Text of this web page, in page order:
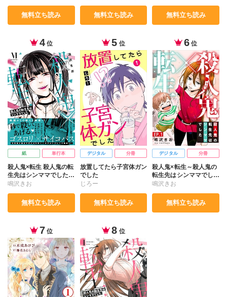
無料立ち読み
特典付き】9
無料立ち読み 無料立ち読み
4 位
紙 単行本
殺人鬼×転生 殺人鬼の転
生先はシンママでした
Ⅵ
鳴沢きお
無料立ち読み
5 位
デジタル 分冊
放置してたら子宮体ガン
でした
じろー
無料立ち読み
6 位
デジタル 分冊
殺人鬼×転生～殺人鬼の
転生先はシンママでした
～
鳴沢きお
無料立ち読み
7 位 8 位